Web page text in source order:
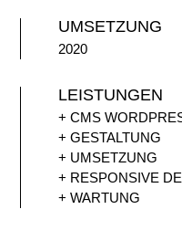
UMSETZUNG
2020
LEISTUNGEN
+ CMS
+ GESTALTUNG
+ UMSETZUNG
+ RESPONSIVE
+ WARTUNG